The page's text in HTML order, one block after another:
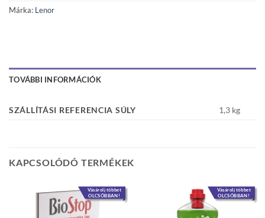
Márka: Lenor
TOVÁBBI INFORMÁCIÓK
SZÁLLÍTÁSI REFERENCIA SÚLY 1,3 kg
KAPCSOLÓDÓ TERMÉKEK
Vásárolj többet
OLCSÓBBAN!
Vásárolj többet
OLCSÓBBAN!